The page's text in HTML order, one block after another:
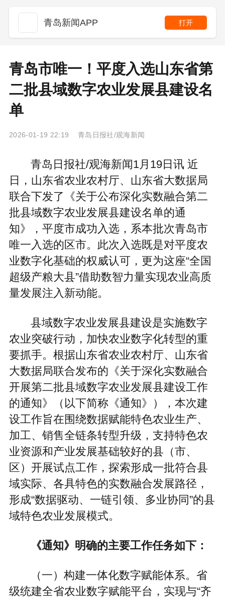
青岛新闻APP 打开
青岛市唯一！平度入选山东省第
二批县域数字农业发展县建设名
单
2026-01-19 22:19 青岛日报社/观海新闻
青岛日报社/观海新闻1月19日讯 近
日，山东省农业农村厅、山东省大数据局
联合下发了《关于公布深化实数融合第二
批县域数字农业发展县建设名单的通
知》，平度市成功入选，系本批次青岛市
唯一入选的区市。此次入选既是对平度农
业数字化基础的权威认可，更为这座“全国
超级产粮大县”借助数智力量实现农业高质
量发展注入新动能。
县域数字农业发展县建设是实施数字
农业突破行动，加快农业数字化转型的重
要抓手。根据山东省农业农村厅、山东省
大数据局联合发布的《关于深化实数融合
开展第二批县域数字农业发展县建设工作
的通知》（以下简称《通知》），本次建
设工作旨在围绕数据赋能特色农业生产、
加工、销售全链条转型升级，支持特色农
业资源和产业发展基础较好的县（市、
区）开展试点工作，探索形成一批符合县
域实际、各具特色的实数融合发展路径，
形成“数据驱动、一链引领、多业协同”的县
域特色农业发展模式。
《通知》明确的主要工作任务如下：
（一）构建一体化数字赋能体系。省
级统建全省农业数字赋能平台，实现与“齐